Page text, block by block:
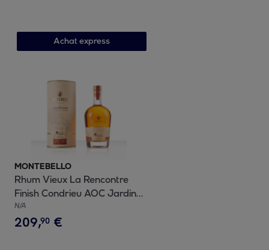
Achat express
MONTEBELLO
Rhum Vieux La Rencontre
Finish Condrieu AOC Jardin
Suspendu | 48,2% vol | 50cl
N/A
209,90 €